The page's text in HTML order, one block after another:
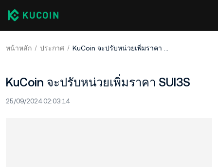
หน้าหลัก ประกาศ KuCoin จะปรับหน่วยเพิ่มราคา SUI3S
KuCoin จะปรับหน่วยเพิ่มราคา SUI3S
25/09/2024 02:03:14